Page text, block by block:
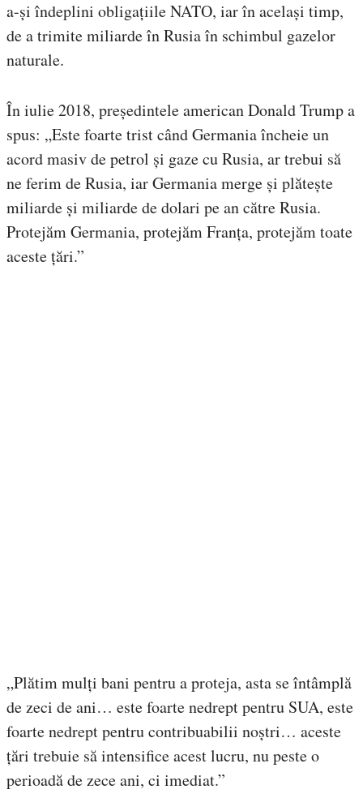
a-și îndeplini obligațiile NATO, iar în același timp,
de a trimite miliarde în Rusia în schimbul gazelor
naturale.
În iulie 2018, președintele american Donald Trump a
spus: „Este foarte trist când Germania încheie un
acord masiv de petrol și gaze cu Rusia, ar trebui să
ne ferim de Rusia, iar Germania merge și plătește
miliarde și miliarde de dolari pe an către Rusia.
Protejăm Germania, protejăm Franța, protejăm toate
aceste țări.”
„Plătim mulți bani pentru a proteja, asta se întâmplă
de zeci de ani… este foarte nedrept pentru SUA, este
foarte nedrept pentru contribuabilii noștri… aceste
țări trebuie să intensifice acest lucru, nu peste o
perioadă de zece ani, ci imediat.”